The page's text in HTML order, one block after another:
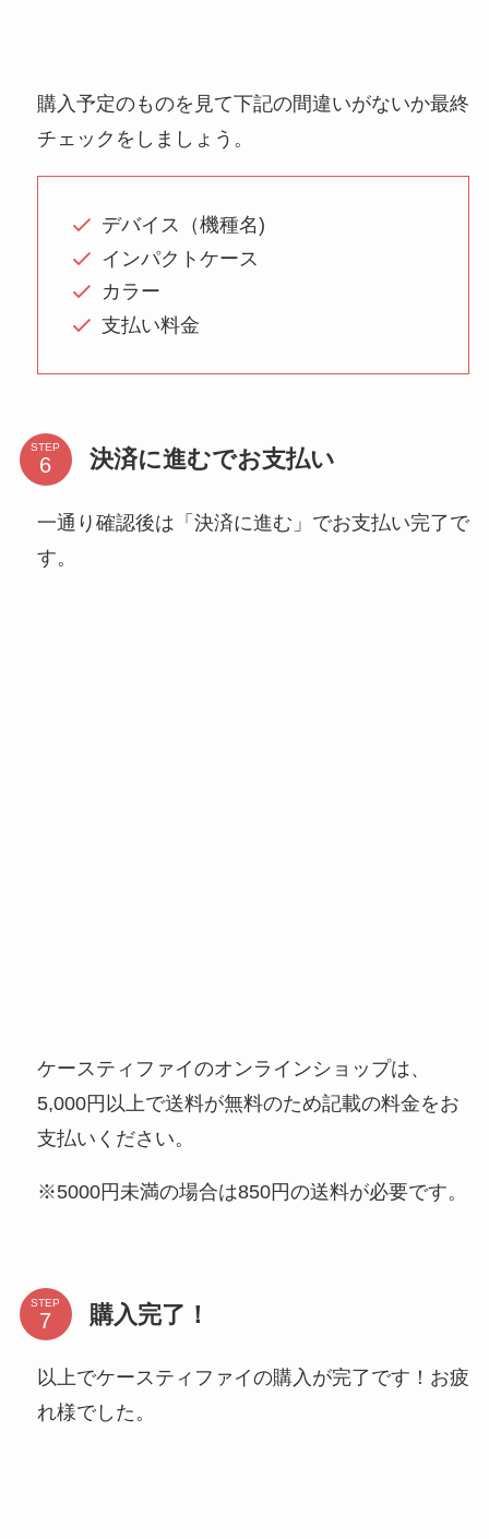
購入予定のものを見て下記の間違いがないか最終
チェックをしましょう。
デバイス（機種名)
インパクトケース
カラー
支払い料金
STEP 決済に進むでお支払い
一通り確認後は「決済に進む」でお支払い完了で
す。
ケースティファイのオンラインショップは、
5,000円以上で送料が無料のため記載の料金をお
支払いください。
※5000円未満の場合は850円の送料が必要です。
STEP 購入完了！
以上でケースティファイの購入が完了です！お疲
れ様でした。